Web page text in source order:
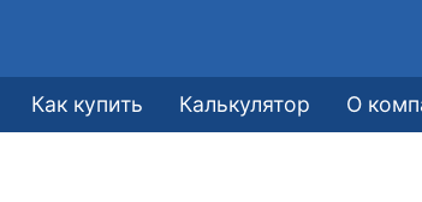
Как купить Калькулятор О